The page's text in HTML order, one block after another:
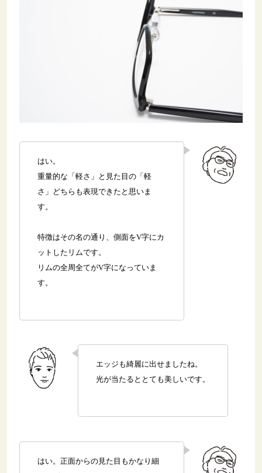
はい。
重量的な「軽さ」と見た目の「軽
さ」どちらも表現できたと思いま
す。
特徴はその名の通り、側面をV字にカ
ットしたリムです。
リムの全周全てがV字になっていま
す。
エッジも綺麗に出せましたね。
光が当たるととても美しいです。
はい。正面からの見た目もかなり細